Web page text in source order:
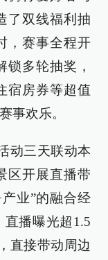
了双线福利抽
，赛事全程开
锁多轮抽奖，
宿房券等超值
事欢乐。
动三天联动本
区开展直播带
业”的融合经
播曝光超1.5
直接带动周边